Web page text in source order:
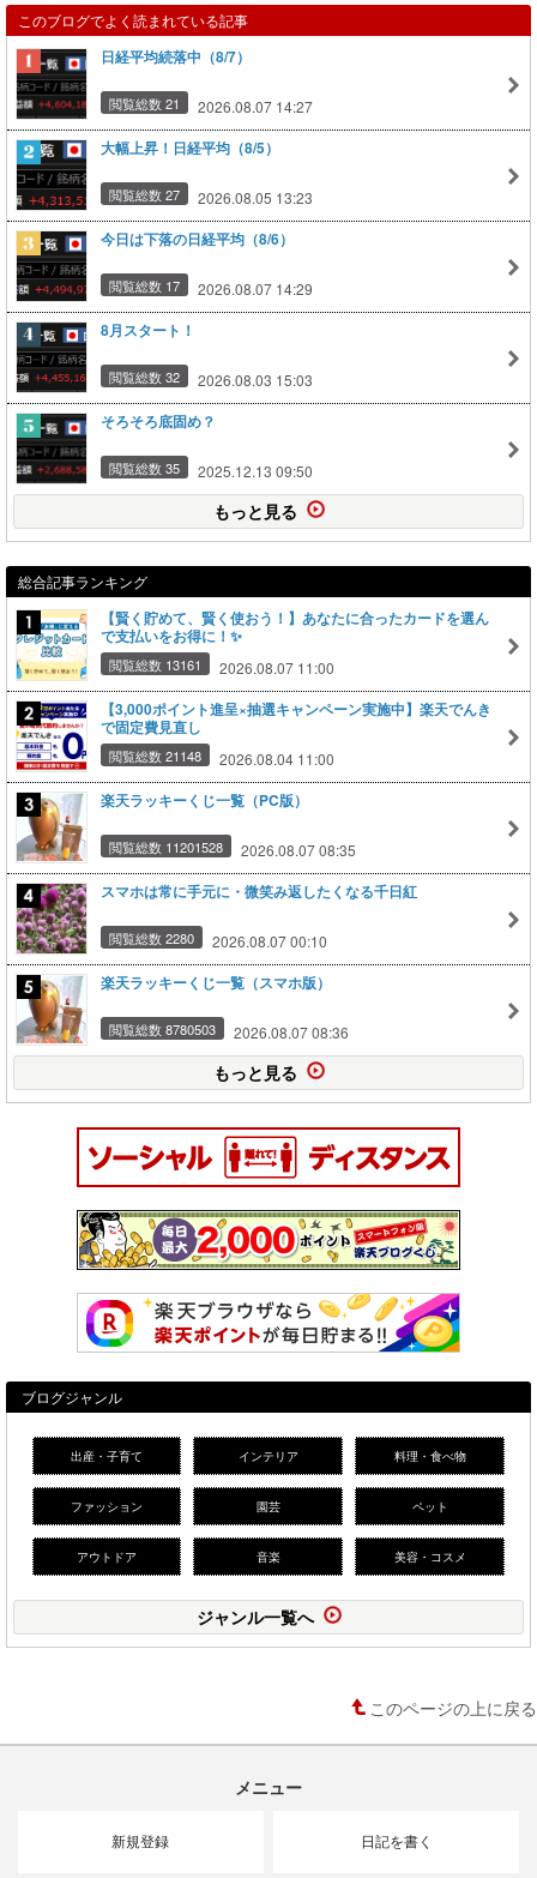
このブログでよく読まれている記事
日経平均続落中（8/7）
閲覧総数 21 2026.08.07 14:27
大幅上昇！日経平均（8/5）
閲覧総数 27 2026.08.05 13:23
今日は下落の日経平均（8/6）
閲覧総数 17 2026.08.07 14:29
8月スタート！
閲覧総数 32 2026.08.03 15:03
そろそろ底固め？
閲覧総数 35 2025.12.13 09:50
もっと見る
総合記事ランキング
【賢く貯めて、賢く使おう！】あなたに合ったカードを選ん
で支払いをお得に！✨
閲覧総数 13161 2026.08.07 11:00
【3,000ポイント進呈×抽選キャンペーン実施中】楽天でんき
で固定費見直し
閲覧総数 21148 2026.08.04 11:00
楽天ラッキーくじ一覧（PC版）
閲覧総数 11201528 2026.08.07 08:35
スマホは常に手元に・微笑み返したくなる千日紅
閲覧総数 2280 2026.08.07 00:10
楽天ラッキーくじ一覧（スマホ版）
閲覧総数 8780503 2026.08.07 08:36
もっと見る
ブログジャンル
出産・子育て インテリア 料理・食べ物
ファッション 園芸 ペット
アウトドア 音楽 美容・コスメ
ジャンル一覧へ
このページの上に戻る
メニュー
新規登録 日記を書く